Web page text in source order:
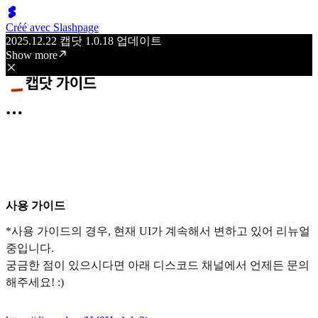
Créé avec Slashpage
2025.12.22 캡닷 1.0.18 업데이트
Show more
사용 가이드
*사용 가이드의 경우, 현재 UI가 계속해서 변하고 있어 리뉴얼
중입니다.
궁금한 점이 있으시다면 아래 디스코드 채널에서 언제든 문의
해주세요! :)